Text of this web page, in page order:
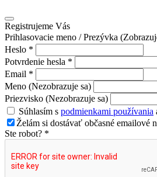
Registrujeme Vás
Prihlasovacie meno / Prezývka
Heslo *
Potvrdenie hesla *
Email *
Meno (Nezobrazuje sa)
Priezvisko (Nezobrazuje sa)
Súhlasím s podmienkami používania
Želám si dostávať občasné emailové
Ste robot? *